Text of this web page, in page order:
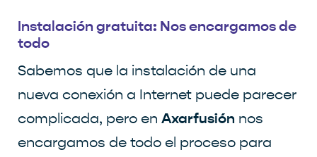
Instalación gratuita: Nos encargamos de
todo
Sabemos que la instalación de una
nueva conexión a Internet puede parecer
complicada, pero en Axarfusión nos
encargamos de todo el proceso para